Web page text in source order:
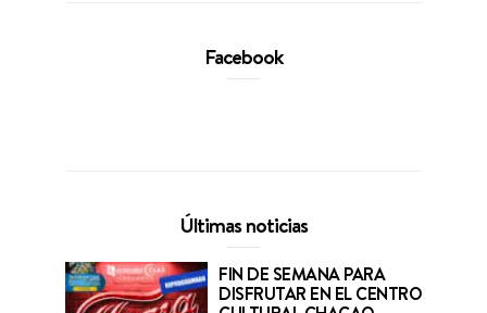
Facebook
Últimas noticias
FIN DE SEMANA PARA
DISFRUTAR EN EL CENTRO